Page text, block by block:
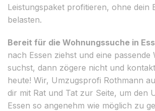
Leistungspaket profitieren, ohne dein
belasten.
Bereit für die Wohnungssuche in
nach Essen ziehst und eine passende
suchst, dann zögere nicht und
heute! Wir, Umzugsprofi Rothmann
dir mit Rat und Tat zur Seite, um den
Essen so angenehm wie möglich zu